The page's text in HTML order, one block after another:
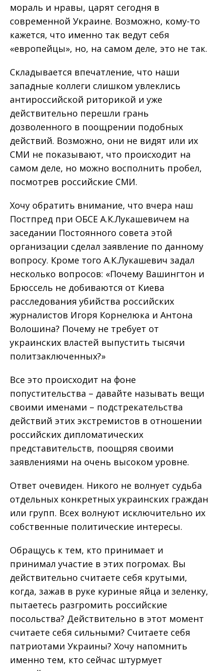
мораль и нравы, царят сегодня в
современной Украине. Возможно, кому-то
кажется, что именно так ведут себя
«европейцы», но, на самом деле, это не так.
Складывается впечатление, что наши
западные коллеги слишком увлеклись
антироссийской риторикой и уже
действительно перешли грань
дозволенного в поощрении подобных
действий. Возможно, они не видят или их
СМИ не показывают, что происходит на
самом деле, но можно восполнить пробел,
посмотрев российские СМИ.
Хочу обратить внимание, что вчера наш
Постпред при ОБСЕ А.К.Лукашевичем на
заседании Постоянного совета этой
организации сделал заявление по данному
вопросу. Кроме того А.К.Лукашевич задал
несколько вопросов: «Почему Вашингтон и
Брюссель не добиваются от Киева
расследования убийства российских
журналистов Игоря Корнелюка и Антона
Волошина? Почему не требует от
украинских властей выпустить тысячи
политзаключенных?»
Все это происходит на фоне
попустительства – давайте называть вещи
своими именами – подстрекательства
действий этих экстремистов в отношении
российских дипломатических
представительств, поощряя своими
заявлениями на очень высоком уровне.
Ответ очевиден. Никого не волнует судьба
отдельных конкретных украинских граждан
или групп. Всех волнуют исключительно их
собственные политические интересы.
Обращусь к тем, кто принимает и
принимал участие в этих погромах. Вы
действительно считаете себя крутыми,
когда, зажав в руке куриные яйца и зеленку,
пытаетесь разгромить российские
посольства? Действительно в этот момент
считаете себя сильными? Считаете себя
патриотами Украины? Хочу напомнить
именно тем, кто сейчас штурмует